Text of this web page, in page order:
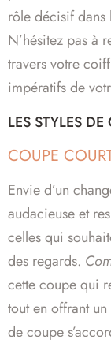
rôle décisif
N’hésitez pas à
travers votre
impératifs de
LES STYLES
COUPE
Envie d’un
audacieuse et
celles qui
des regards.
cette coupe qui
tout en offrant
de coupe